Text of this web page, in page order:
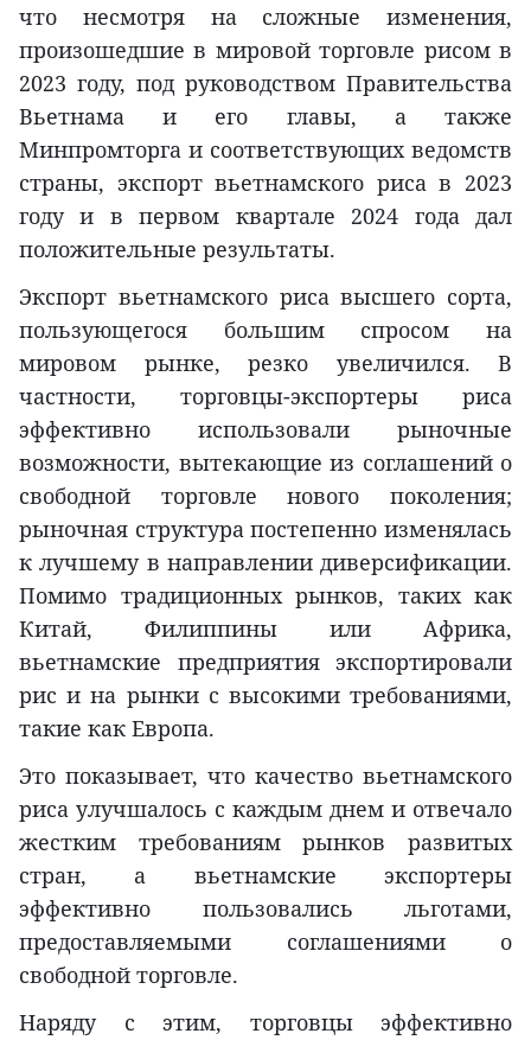
что несмотря на сложные изменения,
произошедшие в мировой торговле рисом в
2023 году, под руководством Правительства
Вьетнама и его главы, а также
Минпромторга и соответствующих ведомств
страны, экспорт вьетнамского риса в 2023
году и в первом квартале 2024 года дал
положительные результаты.
Экспорт вьетнамского риса высшего сорта,
пользующегося большим спросом на
мировом рынке, резко увеличился. В
частности, торговцы-экспортеры риса
эффективно использовали рыночные
возможности, вытекающие из соглашений о
свободной торговле нового поколения;
рыночная структура постепенно изменялась
к лучшему в направлении диверсификации.
Помимо традиционных рынков, таких как
Китай, Филиппины или Африка,
вьетнамские предприятия экспортировали
рис и на рынки с высокими требованиями,
такие как Европа.
Это показывает, что качество вьетнамского
риса улучшалось с каждым днем и отвечало
жестким требованиям рынков развитых
стран, а вьетнамские экспортеры
эффективно пользовались льготами,
предоставляемыми соглашениями о
свободной торговле.
Наряду с этим, торговцы эффективно